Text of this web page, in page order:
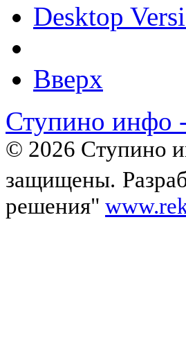
Desktop
Вверх
Ступино инфо
© 2026 Ступино
защищены.
решения"